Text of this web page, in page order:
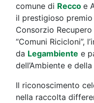
comune di Recco e
il prestigioso
Consorzio
“Comuni Ricicloni”,
da Legambiente e
dell’Ambiente e
Il riconoscimento
nella raccolta